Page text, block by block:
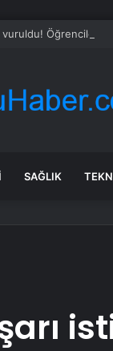
Öğrenciler
SAĞLIK